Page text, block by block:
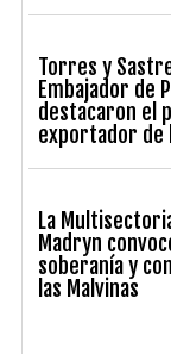
Torres y
Embajador de
destacaron el
exportador de
La
Madryn
soberanía y
las Malvinas